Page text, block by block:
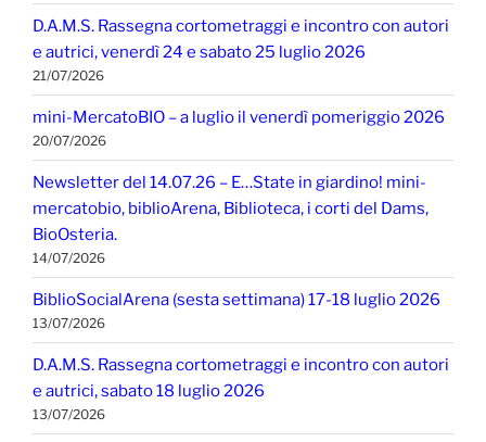
D.A.M.S. Rassegna cortometraggi e incontro con autori
e autrici, venerdì 24 e sabato 25 luglio 2026
21/07/2026
mini-MercatoBIO – a luglio il venerdì pomeriggio 2026
20/07/2026
Newsletter del 14.07.26 – E…State in giardino! mini-
mercatobio, biblioArena, Biblioteca, i corti del Dams,
BioOsteria.
14/07/2026
BiblioSocialArena (sesta settimana) 17-18 luglio 2026
13/07/2026
D.A.M.S. Rassegna cortometraggi e incontro con autori
e autrici, sabato 18 luglio 2026
13/07/2026